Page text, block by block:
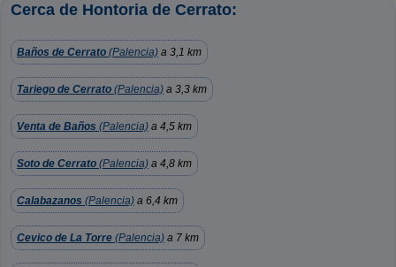
Cerca de Hontoria de Cerrato:
Baños de Cerrato (Palencia) a 3,1 km
Tariego de Cerrato (Palencia) a 3,3 km
Venta de Baños (Palencia) a 4,5 km
Soto de Cerrato (Palencia) a 4,8 km
Calabazanos (Palencia) a 6,4 km
Cevico de La Torre (Palencia) a 7 km